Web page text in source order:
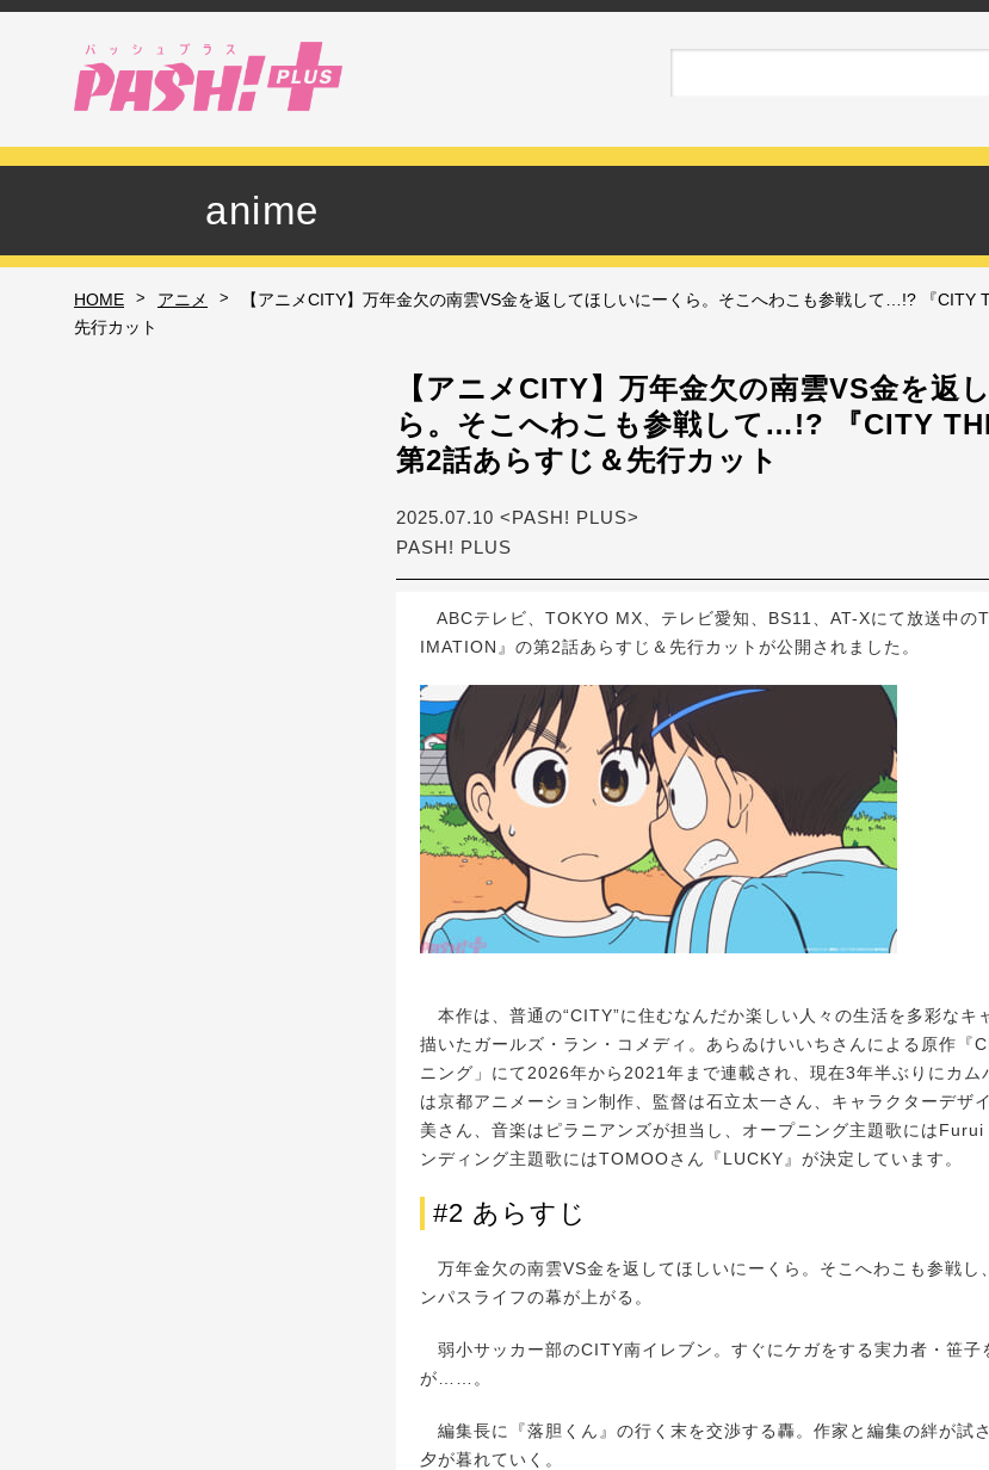
anime
HOME > アニメ >
【アニメCITY】万年金欠の南雲VS金を返してほしいにーくら。そこへわこも参戦して…!? 『CITY
先行カット
【アニメCITY】万年金欠の南雲VS金を返
ら。そこへわこも参戦して…!? 『CITY
第2話あらすじ＆先行カット
2025.07.10 <PASH! PLUS>
PASH! PLUS
ABCテレビ、TOKYO MX、テレビ愛知、BS11、AT-Xにて放送中の
IMATION』の第2話あらすじ＆先行カットが公開されました。
本作は、普通の“CITY”に住むなんだか楽しい人々の生活を多彩なキ
描いたガールズ・ラン・コメディ。あらゐけいいちさんによる原作『
ニング」にて2026年から2021年まで連載され、現在3年半ぶりにカム
は京都アニメーション制作、監督は石立太一さん、キャラクターデザ
美さん、音楽はピラニアンズが担当し、オープニング主題歌には
ンディング主題歌にはTOMOOさん『LUCKY』が決定しています。
#2 あらすじ
万年金欠の南雲VS金を返してほしいにーくら。そこへわこも参戦し
ンパスライフの幕が上がる。
弱小サッカー部のCITY南イレブン。すぐにケガをする実力者・笹子
が……。
編集長に『落胆くん』の行く末を交渉する轟。作家と編集の絆が
夕が暮れていく。